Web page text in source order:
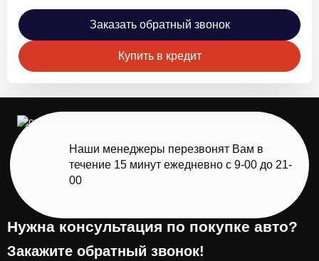
Заказать обратный звонок
Купить в кредит
Нужна консультация по покупке авто?
Закажите обратный звонок!
Наши менеджеры перезвонят Вам в
течение 15 минут ежедневно с 9-00 до 21-
00